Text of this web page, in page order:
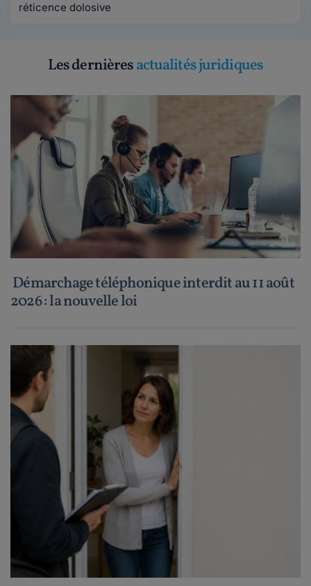
réticence dolosive
Les dernièresactualités juridiques
Démarchage téléphonique interdit au 11 août
2026 : la nouvelle loi